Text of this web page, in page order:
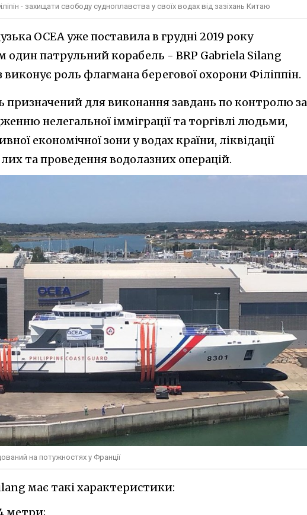
- захищати свободу судноплавства у своїх водах від зазіхань Китаю
ОСЕА уже поставила в грудні 2019 року
один патрульний корабель - BRP Gabriela Silang
виконує роль флагмана берегової охорони Філіппін.
призначений для виконання завдань по контролю за
нелегальної імміграції та торгівлі людьми,
економічної зони у водах країни, ліквідації
та проведення водолазних операцій.
на потужностях у Франції
має такі характеристики:
метри;